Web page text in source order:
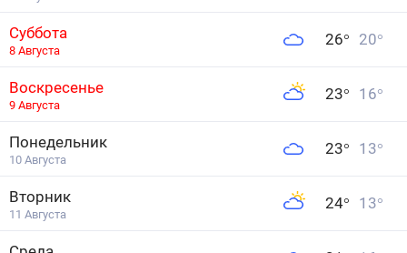
Суббота
8 Августа
26° 20°
Воскресенье
9 Августа
23° 16°
Понедельник
10 Августа
23° 13°
Вторник
11 Августа
24° 13°